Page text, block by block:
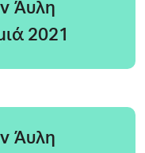
Άυλη
2021
Άυλη